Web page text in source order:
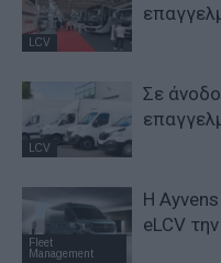
LCV
LCV
Σε
Fleet
Management
Η
eLCV